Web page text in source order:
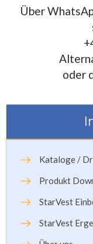
Über
oder
Kataloge /
Produkt
StarVest
StarVest